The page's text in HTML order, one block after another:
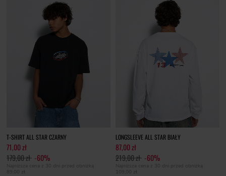
T-SHIRT ALL STAR CZARNY
71,00 zł
179,00 zł -60%
Najniższa cena z 30 dni przed obniżką
89,00 zł
LONGSLEEVE ALL STAR BIAŁY
87,00 zł
219,00 zł -60%
Najniższa cena z 30 dni przed obniżką
109,00 zł